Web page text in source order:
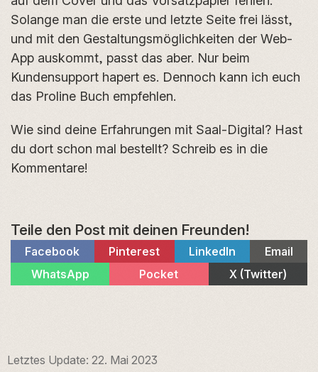
Solange man die erste und letzte Seite frei lässt,
und mit den Gestaltungsmöglichkeiten der Web-
App auskommt, passt das aber. Nur beim
Kundensupport hapert es. Dennoch kann ich euch
das Proline Buch empfehlen.
Wie sind deine Erfahrungen mit Saal-Digital? Hast
du dort schon mal bestellt? Schreib es in die
Kommentare!
Teile den Post mit deinen Freunden!
Share
on
Facebook
Share
on
Pinterest
Share
on
LinkedIn
Share
on
Email
Share
on
WhatsApp
Share
on
Pocket
Share
on
X (Twitter)
Letztes Update: 22. Mai 2023